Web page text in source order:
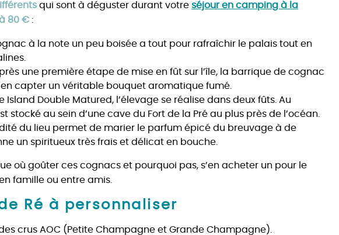
qui sont à déguster durant votre séjour en camping à la
80 € :
à la note un peu boisée a tout pour rafraîchir le palais tout en
une première étape de mise en fût sur l’île, la barrique de cognac
capter un véritable bouquet aromatique fumé.
Island Double Matured, l’élevage se réalise dans deux fûts. Au
stocké au sein d’une cave du Fort de la Pré au plus près de l’océan.
du lieu permet de marier le parfum épicé du breuvage à de
un spiritueux très frais et délicat en bouche.
où goûter ces cognacs et pourquoi pas, s’en acheter un pour le
famille ou entre amis.
Ré à personnaliser
crus AOC (Petite Champagne et Grande Champagne).